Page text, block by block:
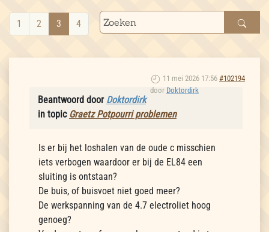
1 2 3 4
11 mei 2026 17:56 #102194
door Doktordirk
Beantwoord door Doktordirk
in topic Graetz Potpourri problemen
Is er bij het loshalen van de oude c misschien
iets verbogen waardoor er bij de EL84 een
sluiting is ontstaan?
De buis, of buisvoet niet goed meer?
De werkspanning van de 4.7 electroliet hoog
genoeg?